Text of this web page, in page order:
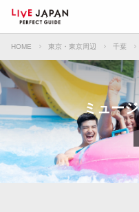
HOME 東京・東京周辺 千葉
ミュー